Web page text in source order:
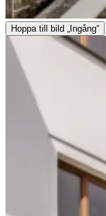
Hoppa till bild „Ingång“